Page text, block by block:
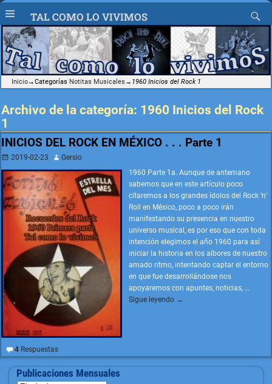
TAL COMO LO VIVIMOS
Inicio→Categorías Notitas Musicales → 1960 Inicios del Rock 1
Archivo de la categoría: 1960 Inicios del Rock
1
INICIOS DEL ROCK EN MÉXICO . . . Parte 1
2019-02-23
Gersio
1960 Parte 1a. Aunque de antemano
sabemos que en este artículo poco
citaremos a los grandes ídolos del Rock ‘n’
Roll en México, poco a poco irán
manifestando su presencia en nuestro
universo musical, es por eso que con toda
intención elegimos el año 1960 para así
iniciar la historia en los albores de nuestro
amado ritmo, intentando captar el entorno
en que fue desarrollándose nos
apoyaremos con apuntes, noticias, …
Sigue leyendo →
4Respuestas
Publicaciones Mensuales